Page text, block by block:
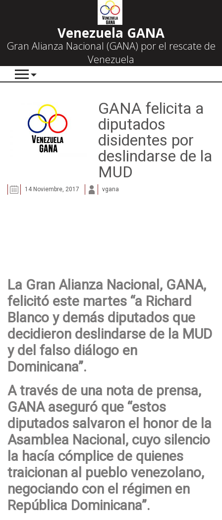
Venezuela GANA
Gran Alianza Nacional (GANA) por el rescate de
Venezuela
GANA felicita a
diputados
disidentes por
deslindarse de la
MUD
14 Noviembre, 2017 vgana
La Gran Alianza Nacional, GANA,
felicitó este martes “a Richard
Blanco y demás diputados que
decidieron deslindarse de la MUD
y del falso diálogo en
Dominicana”.
A través de una nota de prensa,
GANA aseguró que “estos
diputados salvaron el honor de la
Asamblea Nacional, cuyo silencio
la hacía cómplice de quienes
traicionan al pueblo venezolano,
negociando con el régimen en
República Dominicana”.